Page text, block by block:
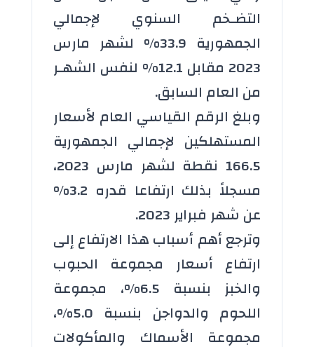
التضـخم السنوي لإجمالي
الجمهورية 33.9% لشهر مارس
2023 مقابل 12.1% لنفس الشهـر
من العام السابق.
وبلغ الرقم القياسي العام لأسعار
المستهلكين لإجمالي الجمهورية
166.5 نقطة لشهر مارس 2023،
مسجلاً بذلك ارتفاعا قدره 3.2%
عن شهر فبراير 2023.
وترجع أهم أسباب هذا الارتفاع إلى
ارتفاع أسعار مجموعة الحبوب
والخبز بنسبة 6.5%، مجموعة
اللحوم والدواجن بنسبة 5.0%،
مجموعة الأسماك والمأكولات